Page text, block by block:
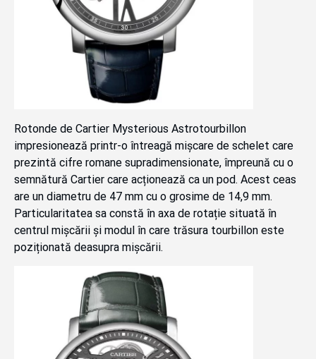
Rotonde de Cartier Mysterious Astrotourbillon
impresionează printr-o întreagă mișcare de schelet care
prezintă cifre romane supradimensionate, împreună cu o
semnătură Cartier care acționează ca un pod. Acest ceas
are un diametru de 47 mm cu o grosime de 14,9 mm.
Particularitatea sa constă în axa de rotație situată în
centrul mișcării și modul în care trăsura tourbillon este
poziționată deasupra mișcării.